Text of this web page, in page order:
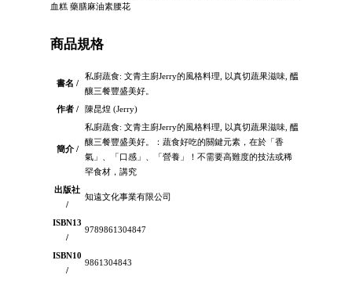
血糕 藥膳麻油素腰花
商品規格
書名 /
私廚蔬食: 文青主廚Jerry的風格料理, 以真切蔬果滋味, 醞
釀三餐豐盛美好。
作者 /
陳昆煌 (Jerry)
簡介 /
私廚蔬食: 文青主廚Jerry的風格料理, 以真切蔬果滋味, 醞
釀三餐豐盛美好。：蔬食好吃的關鍵元素，在於「香
氣」、「口感」、「營養」！不需要高難度的技法或稀
罕食材，講究
出版社
/
知遠文化事業有限公司
ISBN13
/
9789861304847
ISBN10
/
9861304843